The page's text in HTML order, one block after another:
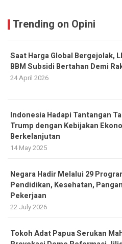
Trending on Opini
Saat Harga Global Bergejolak,
BBM Subsidi Bertahan Demi
24 April 2026
Indonesia Hadapi Tantangan
Trump dengan Kebijakan
Berkelanjutan
14 May 2025
Negara Hadir Melalui 29
Pendidikan, Kesehatan,
Pekerjaan
22 July 2026
Tokoh Adat Papua Serukan